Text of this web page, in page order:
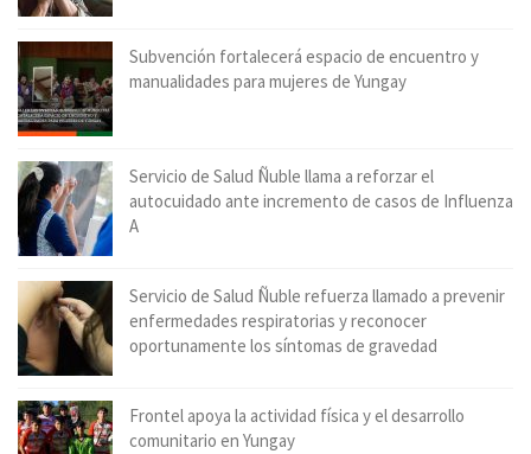
Subvención fortalecerá espacio de encuentro y
manualidades para mujeres de Yungay
Servicio de Salud Ñuble llama a reforzar el
autocuidado ante incremento de casos de Influenza
A
Servicio de Salud Ñuble refuerza llamado a prevenir
enfermedades respiratorias y reconocer
oportunamente los síntomas de gravedad
Frontel apoya la actividad física y el desarrollo
comunitario en Yungay